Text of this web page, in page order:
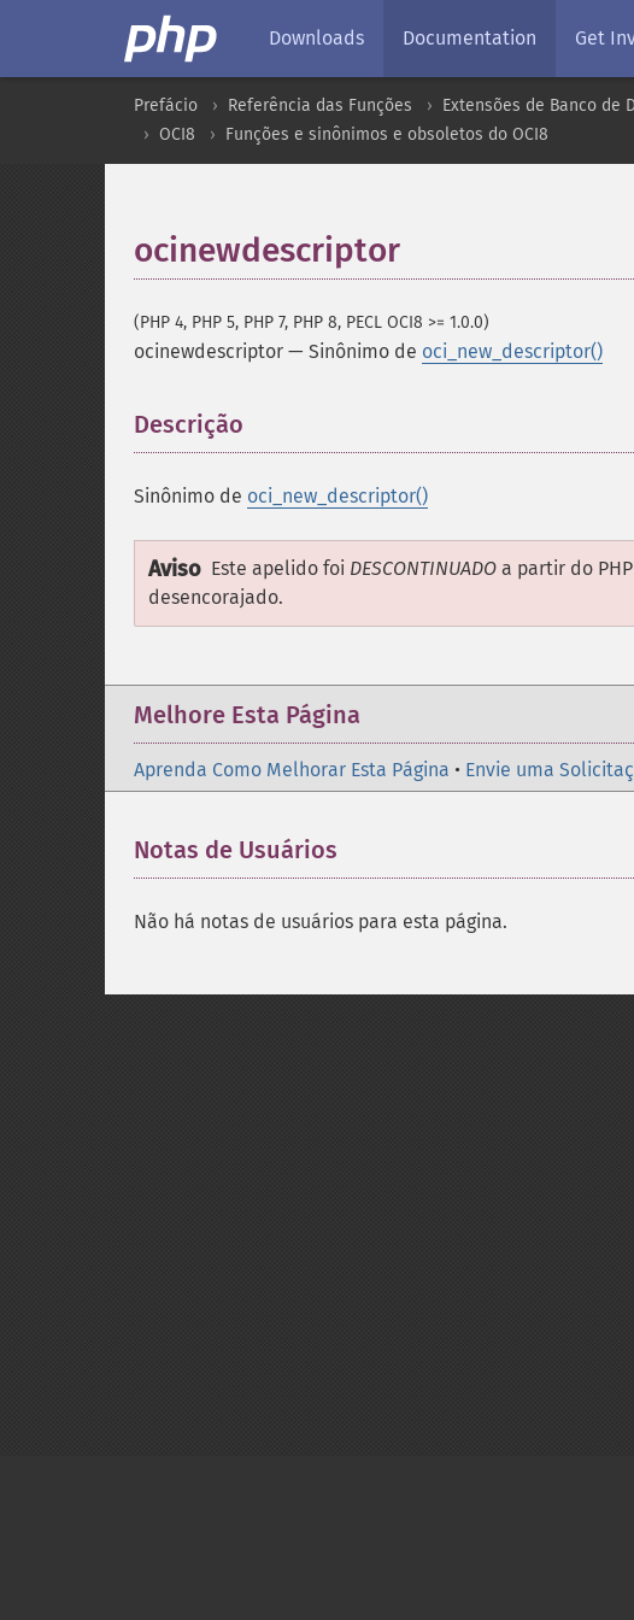
Downloads Documentation Get
Prefácio Referência das Funções Extensões de Banco de
OCI8
Funções e sinônimos e obsoletos do OCI8
ocinewdescriptor
(PHP 4, PHP 5, PHP 7, PHP 8, PECL OCI8 >= 1.0.0)
ocinewdescriptor — Sinônimo de oci_new_descriptor()
Descrição
Sinônimo de oci_new_descriptor()
Aviso Este apelido foi DESCONTINUADO a partir do
desencorajado.
Melhore Esta Página
Aprenda Como Melhorar Esta Página • Envie uma
Notas de Usuários
Não há notas de usuários para esta página.